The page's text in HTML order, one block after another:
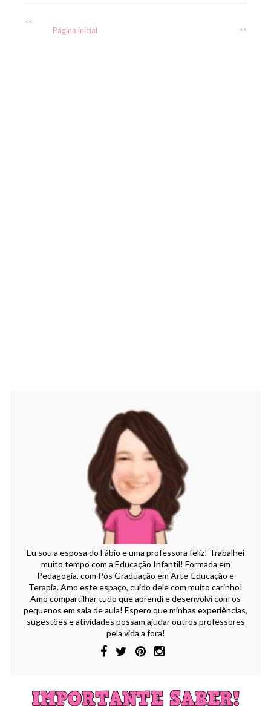
<<
>>
Página inicial
Eu sou a esposa do Fábio e uma professora feliz! Trabalhei
muito tempo com a Educação Infantil! Formada em
Pedagogia, com Pós Graduação em Arte-Educação e
Terapia. Amo este espaço, cuido dele com muito carinho!
Amo compartilhar tudo que aprendi e desenvolvi com os
pequenos em sala de aula! Espero que minhas experiências,
sugestões e atividades possam ajudar outros professores
pela vida a fora!